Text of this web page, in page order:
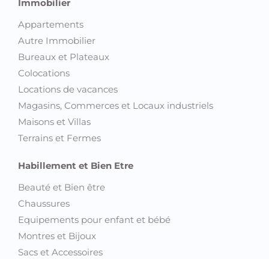
Immobilier
Appartements
Autre Immobilier
Bureaux et Plateaux
Colocations
Locations de vacances
Magasins, Commerces et Locaux industriels
Maisons et Villas
Terrains et Fermes
Habillement et Bien Etre
Beauté et Bien être
Chaussures
Equipements pour enfant et bébé
Montres et Bijoux
Sacs et Accessoires